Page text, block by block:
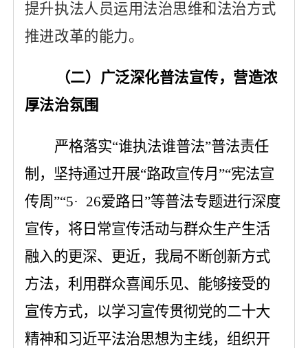
提升执法人员运用法治思维和法治方式
推进改革的能力。
（二） 广泛深化普法宣传，营造浓
厚法治氛围
严格落实“谁执法谁普法”普法责任
制，坚持通过开展“路政宣传月”“宪法宣
传周”“5· 26爱路日”等普法专题进行深度
宣传， 将日常宣传活动与群众生产生活
融入的更深、更近，我局不断创新方式
方法，利用群众喜闻乐见、能够接受的
宣传方式，以学习宣传贯彻党的二十大
精神和习近平法治思想为主线，组织开